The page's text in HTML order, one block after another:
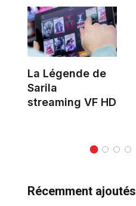
La Légende de
Sarila
streaming VF HD
Récemment ajoutés